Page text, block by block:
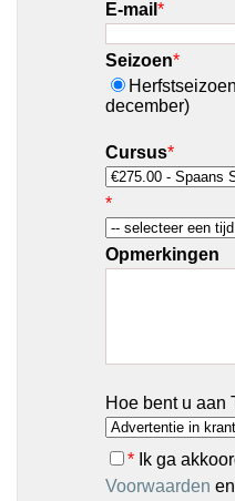
E-mail *
Seizoen*
december)
Cursus*
*
Opmerkingen
Hoe bent u aan
*Ik ga
Voorwaarden